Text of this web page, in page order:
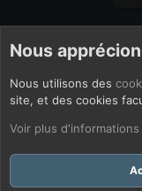
Nous
Nous utilisons des
site, et des cookies
Voir plus